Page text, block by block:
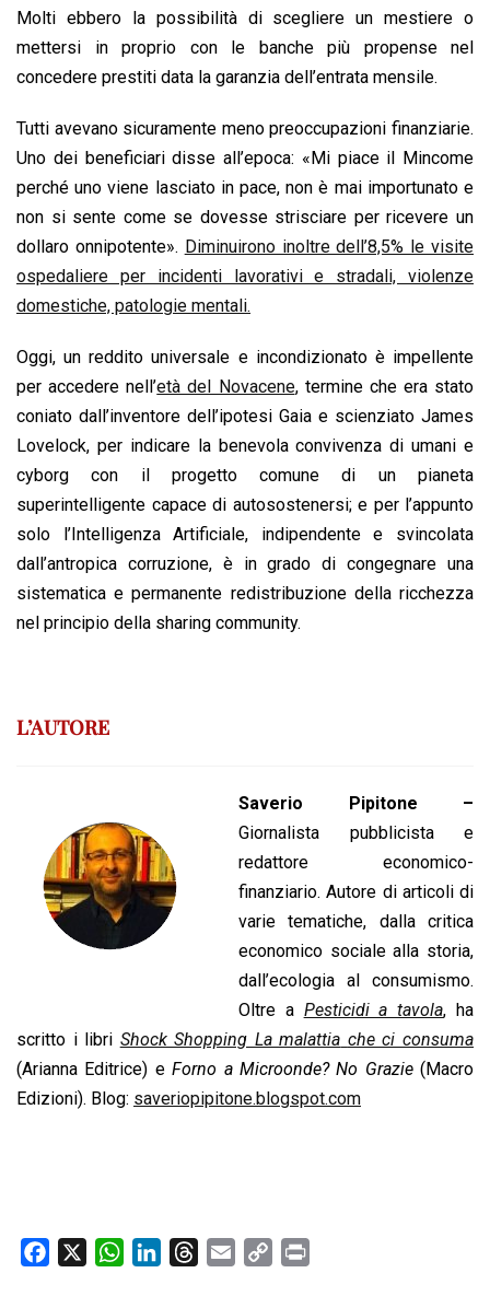
Molti ebbero la possibilità di scegliere un mestiere o
mettersi in proprio con le banche più propense nel
concedere prestiti data la garanzia dell’entrata mensile.
Tutti avevano sicuramente meno preoccupazioni finanziarie.
Uno dei beneficiari disse all’epoca: «Mi piace il Mincome
perché uno viene lasciato in pace, non è mai importunato e
non si sente come se dovesse strisciare per ricevere un
dollaro onnipotente». Diminuirono inoltre dell’8,5% le visite
ospedaliere per incidenti lavorativi e stradali, violenze
domestiche, patologie mentali.
Oggi, un reddito universale e incondizionato è impellente
per accedere nell’età del Novacene, termine che era stato
coniato dall’inventore dell’ipotesi Gaia e scienziato James
Lovelock, per indicare la benevola convivenza di umani e
cyborg con il progetto comune di un pianeta
superintelligente capace di autosostenersi; e per l’appunto
solo l’Intelligenza Artificiale, indipendente e svincolata
dall’antropica corruzione, è in grado di congegnare una
sistematica e permanente redistribuzione della ricchezza
nel principio della sharing community.
L’AUTORE
Saverio Pipitone –
Giornalista pubblicista e
redattore economico-
finanziario. Autore di articoli di
varie tematiche, dalla critica
economico sociale alla storia,
dall’ecologia al consumismo.
Oltre a Pesticidi a tavola, ha
scritto i libri Shock Shopping La malattia che ci consuma
(Arianna Editrice) eForno a Microonde? No Grazie(Macro
Edizioni). Blog: saveriopipitone.blogspot.com
W